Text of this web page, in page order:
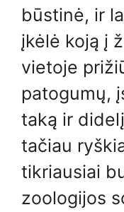
būstinė, ir
įkėlė koją į
vietoje
patogumų,
taką ir
tačiau
tikriausiai
zoologijos